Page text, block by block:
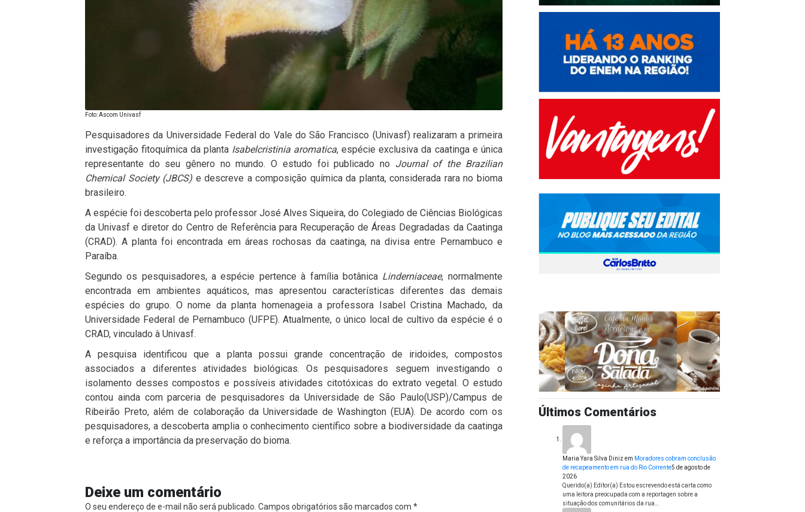
Foto: Ascom Univasf
Pesquisadores da Universidade Federal do Vale do São Francisco (Univasf) realizaram a primeira
investigação fitoquímica da planta Isabelcristinia aromatica, espécie exclusiva da caatinga e única
representante do seu gênero no mundo. O estudo foi publicado no Journal of the Brazilian
Chemical Society(JBCS) e descreve a composição química da planta, considerada rara no bioma
brasileiro.
A espécie foi descoberta pelo professorJosé Alves Siqueira, do Colegiado de Ciências Biológicas
da Univasf e diretor do Centro de Referência para Recuperação de Áreas Degradadas da Caatinga
(CRAD). A planta foi encontrada em áreas rochosas da caatinga, na divisa entre Pernambuco e
Paraíba.
Segundo os pesquisadores, a espécie pertence à família botânica Linderniaceae, normalmente
encontrada em ambientes aquáticos, mas apresentou características diferentes das demais
espécies do grupo. O nome da planta homenageia a professora Isabel Cristina Machado, da
Universidade Federal de Pernambuco (UFPE). Atualmente, o único local de cultivo da espécie é o
CRAD, vinculado à Univasf.
A pesquisa identificou que a planta possui grande concentração de iridoides, compostos
associados a diferentes atividades biológicas. Os pesquisadores seguem investigando o
isolamento desses compostos e possíveis atividades citotóxicas do extrato vegetal. O estudo
contou ainda com parceria de pesquisadores da Universidade de São Paulo(USP)/Campus de
Ribeirão Preto, além de colaboração da Universidade de Washington (EUA). De acordo com os
pesquisadores, a descoberta amplia o conhecimento científico sobre a biodiversidade da caatinga
e reforça a importância da preservação do bioma.
Deixe um comentário
O seu endereço de e-mail não será publicado. Campos obrigatórios são marcados com *
Últimos Comentários
Maria Yara Silva Diniz em Moradores cobram conclusão
de recapeamento em rua do Rio Corrente5 de agosto de
2026
Querido(a) Editor(a) Estou escrevendo está carta como
uma leitora preocupada com a reportagen sobre a
situação dos comunitários da rua…